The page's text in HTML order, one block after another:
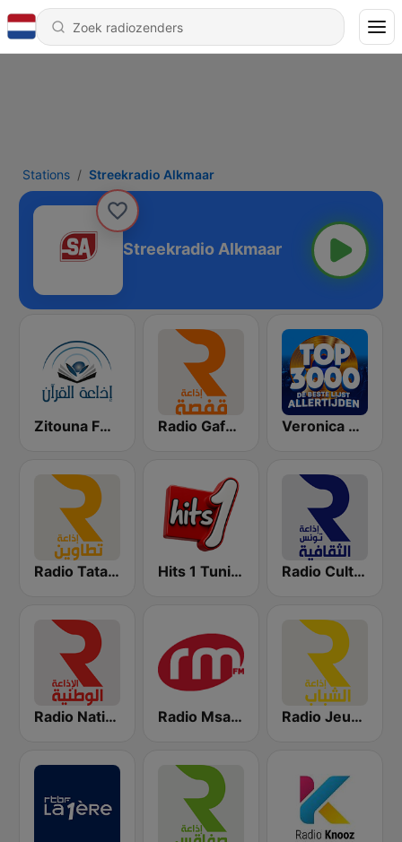
Stations Streekradio Alkmaar
Streekradio Alkmaar
Zitouna FM (إذاعة الزيتونة للقرآن الكريم) Radio Gafsa (إذاعة قفصة) Veronica Top 3000
Radio Tataouine (إذاعة تطاوين) Hits 1 Tunisie Radio Culturelle Tunisie (إذاعة تونس الثقافية )
Radio Nationale (الإذاعة الوطنية) Radio Msaken FM Radio Jeunes (إذاعة الشباب)